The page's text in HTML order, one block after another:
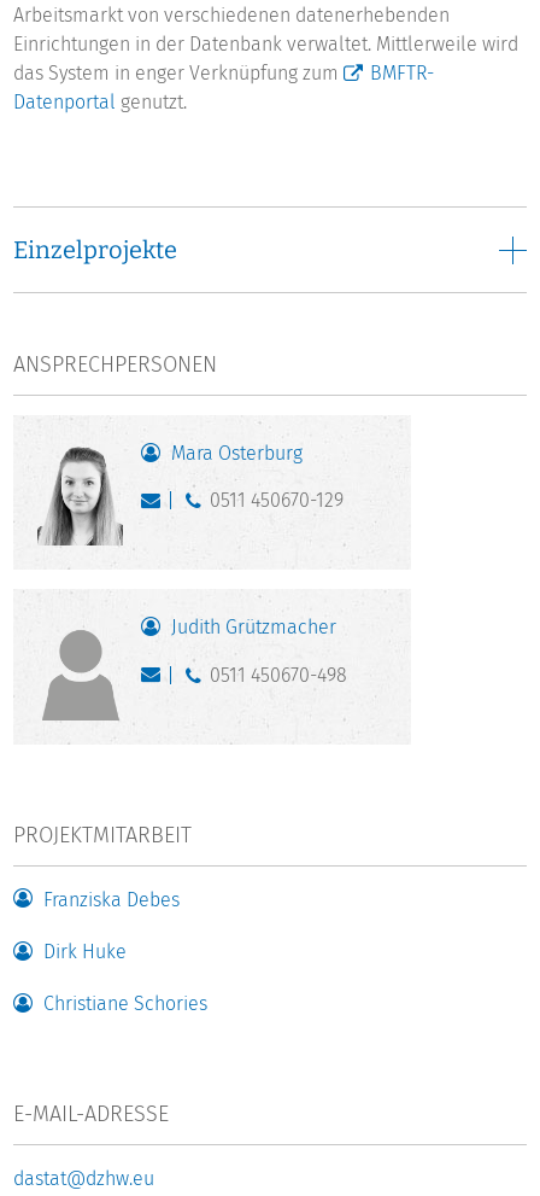
Arbeitsmarkt von verschiedenen datenerhebenden
Einrichtungen in der Datenbank verwaltet. Mittlerweile wird
das System in enger Verknüpfung zum
BMFTR-
Datenportal genutzt.
Einzelprojekte
ANSPRECHPERSONEN
Mara Osterburg
0511 450670-129
Judith Grützmacher
0511 450670-498
PROJEKTMITARBEIT
Franziska Debes
Dirk Huke
Christiane Schories
E-MAIL-ADRESSE
dastat@dzhw.eu